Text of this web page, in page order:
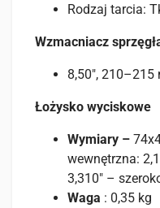
Rodzaj tarcia:
Wzmacniacz
8,50″, 210–215
Łożysko wyciskowe
Wymiary –
wewnętrzna:
3,310″ –
Waga : 0,35 kg